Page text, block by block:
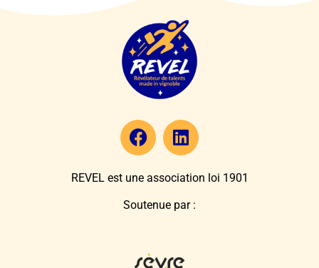
REVEL est une association loi 1901
Soutenue par :